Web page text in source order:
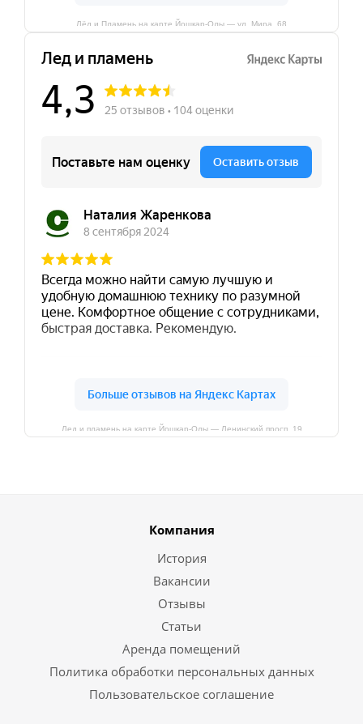
Лёд и Пламень на карте Йошкар‑Олы — ул. Мира, 68
Лед и пламень на карте Йошкар‑Олы — Ленинский просп.,19
Компания
История
Вакансии
Отзывы
Статьи
Аренда помещений
Политика обработки персональных данных
Пользовательское соглашение